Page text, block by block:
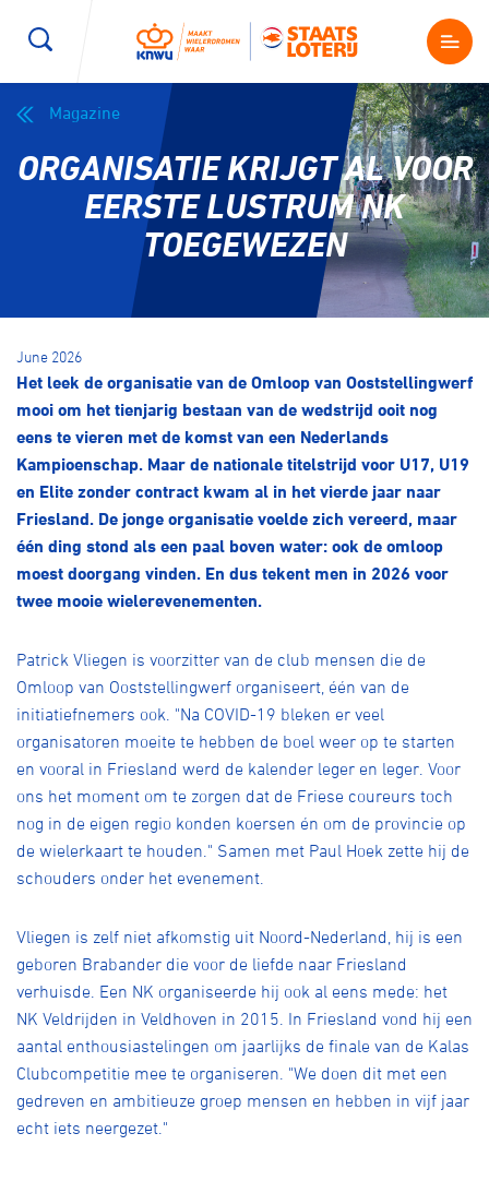
Kenniscentrum
Shop
Producten en diensten
Contact
Over ons
Magazine
ORGANISATIE KRIJGT AL VOOR
EERSTE LUSTRUM NK
TOEGEWEZEN
June 2026
Het leek de organisatie van de Omloop van Ooststellingwerf
mooi om het tienjarig bestaan van de wedstrijd ooit nog
eens te vieren met de komst van een Nederlands
Kampioenschap. Maar de nationale titelstrijd voor U17, U19
en Elite zonder contract kwam al in het vierde jaar naar
Friesland. De jonge organisatie voelde zich vereerd, maar
één ding stond als een paal boven water: ook de omloop
moest doorgang vinden. En dus tekent men in 2026 voor
twee mooie wielerevenementen.
Patrick Vliegen is voorzitter van de club mensen die de
Omloop van Ooststellingwerf organiseert, één van de
initiatiefnemers ook. "Na COVID-19 bleken er veel
organisatoren moeite te hebben de boel weer op te starten
en vooral in Friesland werd de kalender leger en leger. Voor
ons het moment om te zorgen dat de Friese coureurs toch
nog in de eigen regio konden koersen én om de provincie op
de wielerkaart te houden." Samen met Paul Hoek zette hij de
schouders onder het evenement.
Vliegen is zelf niet afkomstig uit Noord-Nederland, hij is een
geboren Brabander die voor de liefde naar Friesland
verhuisde. Een NK organiseerde hij ook al eens mede: het
NK Veldrijden in Veldhoven in 2015. In Friesland vond hij een
aantal enthousiastelingen om jaarlijks de finale van de Kalas
Clubcompetitie mee te organiseren. "We doen dit met een
gedreven en ambitieuze groep mensen en hebben in vijf jaar
echt iets neergezet."
Wegwielrennen Mountainbiken
E-Racing
Kunstwielrijden ID-Cycling
BMX freestyle Gravel
Veldrijden Biketrial
Pumptrack Fixed gear